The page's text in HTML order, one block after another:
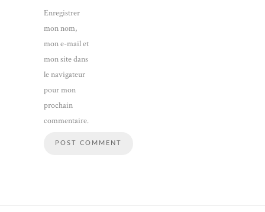
Enregistrer
mon nom,
mon e-mail et
mon site dans
le navigateur
pour mon
prochain
commentaire.